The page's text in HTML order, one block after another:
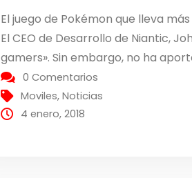
El juego de Pokémon que lleva
El CEO de Desarrollo de Niantic,
gamers». Sin embargo, no ha
0 Comentarios
Moviles,Noticias
4 enero, 2018